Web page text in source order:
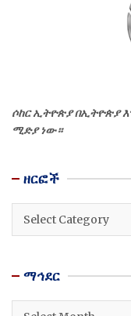
ሶከር ኢትዮጵያ በኢትዮጵያ
ሚድያ ነው።
ዘርፎች
ዘርፎች
ማኅደር
ማኅደር